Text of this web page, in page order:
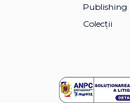
Publishing
Colecții